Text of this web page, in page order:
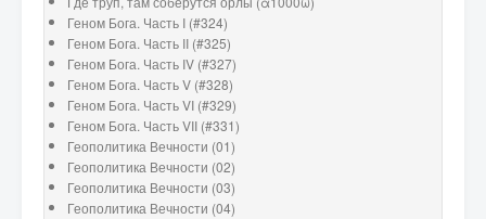
Геном Бога. Часть I (#324)
Геном Бога. Часть II (#325)
Геном Бога. Часть IV (#327)
Геном Бога. Часть V (#328)
Геном Бога. Часть VI (#329)
Геном Бога. Часть VII (#331)
Геополитика Вечности (01)
Геополитика Вечности (02)
Геополитика Вечности (03)
Геополитика Вечности (04)